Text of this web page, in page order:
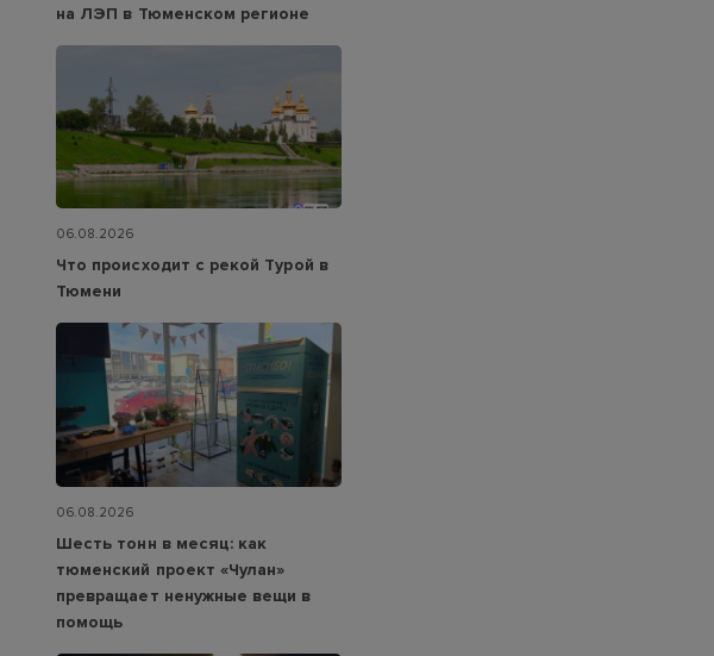
на ЛЭП в Тюменском регионе
06.08.2026
Что происходит с рекой Турой в
Тюмени
06.08.2026
Шесть тонн в месяц: как
тюменский проект «Чулан»
превращает ненужные вещи в
помощь